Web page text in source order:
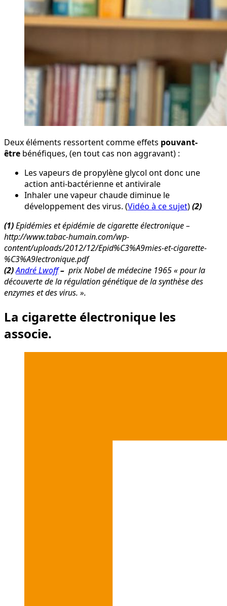
Deux éléments ressortent comme effets pouvant-
être bénéfiques, (en tout cas non aggravant) :
Les vapeurs de propylène glycol ont donc une
action anti-bactérienne et antivirale
Inhaler une vapeur chaude diminue le
développement des virus. (Vidéo à ce sujet)(2)
(1)Epidémies et épidémie de cigarette électronique –
http://www.tabac-humain.com/wp-
content/uploads/2012/12/Epid%C3%A9mies-et-cigarette-
%C3%A9lectronique.pdf
(2)André Lwoff– prix Nobel de médecine 1965 « pour la
découverte de la régulation génétique de la synthèse des
enzymes et des virus. ».
La cigarette électronique les
associe.